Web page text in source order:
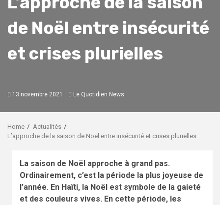
de Noël entre insécurité
et crises plurielles
13 novembre 2021 Le Quotidien News
Home
Actualités
L’approche de la saison de Noël entre insécurité et crises plurielles
La saison de Noël approche à grand pas.
Ordinairement, c’est la période la plus joyeuse de
l’année. En Haïti, la Noël est symbole de la gaieté
et des couleurs vives. En cette période, les